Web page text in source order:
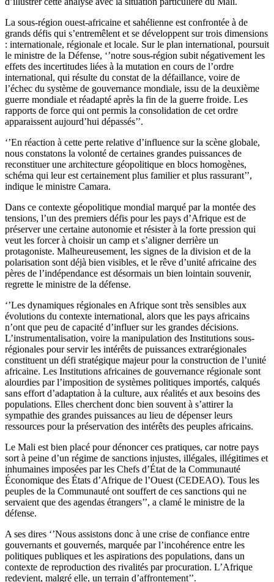
La sous-région ouest-africaine et sahélienne est confrontée à de
grands défis qui s’entremêlent et se développent sur trois dimensions
: internationale, régionale et locale. Sur le plan international, poursuit
le ministre de la Défense, ‘’notre sous-région subit négativement les
effets des incertitudes liées à la mutation en cours de l’ordre
international, qui résulte du constat de la défaillance, voire de
l’échec du système de gouvernance mondiale, issu de la deuxième
guerre mondiale et réadapté après la fin de la guerre froide. Les
rapports de force qui ont permis la consolidation de cet ordre
apparaissent aujourd’hui dépassés’’.
‘’En réaction à cette perte relative d’influence sur la scène globale,
nous constatons la volonté de certaines grandes puissances de
reconstituer une architecture géopolitique en blocs homogènes,
schéma qui leur est certainement plus familier et plus rassurant’’,
indique le ministre Camara.
Dans ce contexte géopolitique mondial marqué par la montée des
tensions, l’un des premiers défis pour les pays d’Afrique est de
préserver une certaine autonomie et résister à la forte pression qui
veut les forcer à choisir un camp et s’aligner derrière un
protagoniste. Malheureusement, les signes de la division et de la
polarisation sont déjà bien visibles, et le rêve d’unité africaine des
pères de l’indépendance est désormais un bien lointain souvenir,
regrette le ministre de la défense.
‘’Les dynamiques régionales en Afrique sont très sensibles aux
évolutions du contexte international, alors que les pays africains
n’ont que peu de capacité d’influer sur les grandes décisions.
L’instrumentalisation, voire la manipulation des Institutions sous-
régionales pour servir les intérêts de puissances extrarégionales
constituent un défi stratégique majeur pour la construction de l’unité
africaine. Les Institutions africaines de gouvernance régionale sont
alourdies par l’imposition de systèmes politiques importés, calqués
sans effort d’adaptation à la culture, aux réalités et aux besoins des
populations. Elles cherchent donc bien souvent à s’attirer la
sympathie des grandes puissances au lieu de dépenser leurs
ressources pour la préservation des intérêts des peuples africains.
Le Mali est bien placé pour dénoncer ces pratiques, car notre pays
sort à peine d’un régime de sanctions injustes, illégales, illégitimes et
inhumaines imposées par les Chefs d’État de la Communauté
Économique des États d’Afrique de l’Ouest (CEDEAO). Tous les
peuples de la Communauté ont souffert de ces sanctions qui ne
servaient que des agendas étrangers’’, a clamé le ministre de la
défense.
A ses dires ‘’Nous assistons donc à une crise de confiance entre
gouvernants et gouvernés, marquée par l’incohérence entre les
politiques publiques et les aspirations des populations, dans un
contexte de reproduction des rivalités par procuration. L’Afrique
redevient, malgré elle, un terrain d’affrontement’’.